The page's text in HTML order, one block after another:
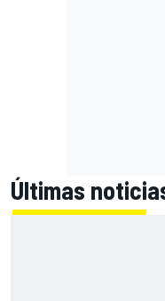
Últimas